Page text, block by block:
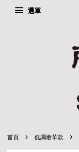
選單
首頁 › 低調奢華款 ›